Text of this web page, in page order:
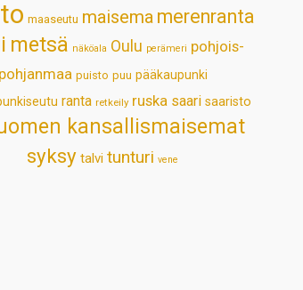
maaseutu maisema merenranta
metsä näköala Oulu perämeri pohjois-
pohjanmaa puisto puu pääkaupunki
ranta retkeily ruska saari saaristo
kansallismaisemat
syksy talvi tunturi vene